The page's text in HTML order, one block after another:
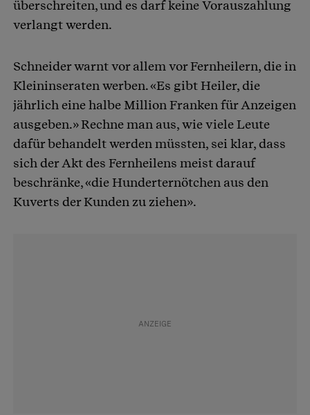
überschreiten, und es darf keine Vorauszahlung
verlangt werden.
Schneider warnt vor allem vor Fernheilern, die in
Kleininseraten werben. «Es gibt Heiler, die
jährlich eine halbe Million Franken für Anzeigen
ausgeben.» Rechne man aus, wie viele Leute
dafür behandelt werden müssten, sei klar, dass
sich der Akt des Fernheilens meist darauf
beschränke, «die Hunderternötchen aus den
Kuverts der Kunden zu ziehen».